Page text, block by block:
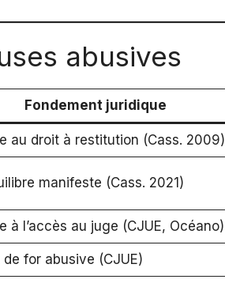
abusives
Fondement juridique
au droit à restitution (Cass. 2009)
manifeste (Cass. 2021)
à l’accès au juge (CJUE, Océano)
de for abusive (CJUE)